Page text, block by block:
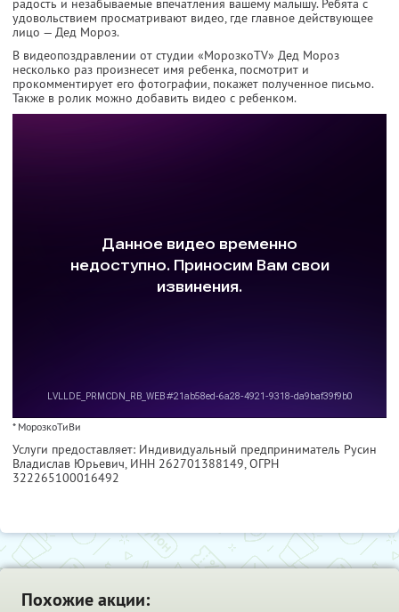
радость и незабываемые впечатления вашему малышу. Ребята с
удовольствием просматривают видео, где главное действующее
лицо — Дед Мороз.
В видеопоздравлении от студии «МорозкоTV» Дед Мороз
несколько раз произнесет имя ребенка, посмотрит и
прокомментирует его фотографии, покажет полученное письмо.
Также в ролик можно добавить видео с ребенком.
* МорозкоТиВи
Услуги предоставляет: Индивидуальный предприниматель Русин
Владислав Юрьевич, ИНН 262701388149, ОГРН
322265100016492
Похожие акции: